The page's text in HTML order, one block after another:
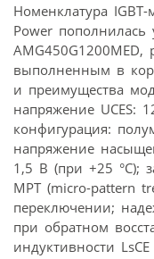
Номенклатура
Power пополнилась
выполненным в
и преимущества
напряжение UCES:
конфигурация:
напряжение
1,5 В (при +25 °С);
MPT (micro-pattern
переключении;
при обратном
индуктивности